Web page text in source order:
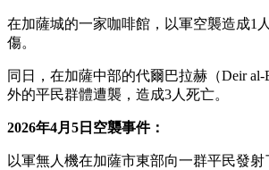
在加薩城的一家咖啡館，以軍空襲造成1
傷。
同日，在加薩中部的代爾巴拉赫（Deir al-
外的平民群體遭襲，造成3人死亡。
2026年4月5日空襲事件：
以軍無人機在加薩市東部向一群平民發